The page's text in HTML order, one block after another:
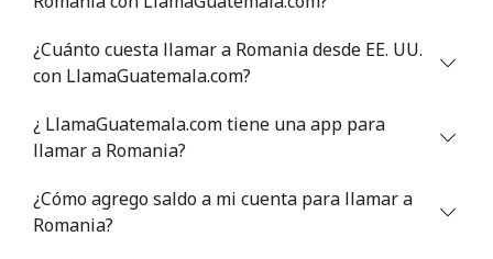
¿Cuánto cuesta llamar a Romania desde EE. UU.
con LlamaGuatemala.com?
¿ LlamaGuatemala.com tiene una app para
llamar a Romania?
¿Cómo agrego saldo a mi cuenta para llamar a
Romania?